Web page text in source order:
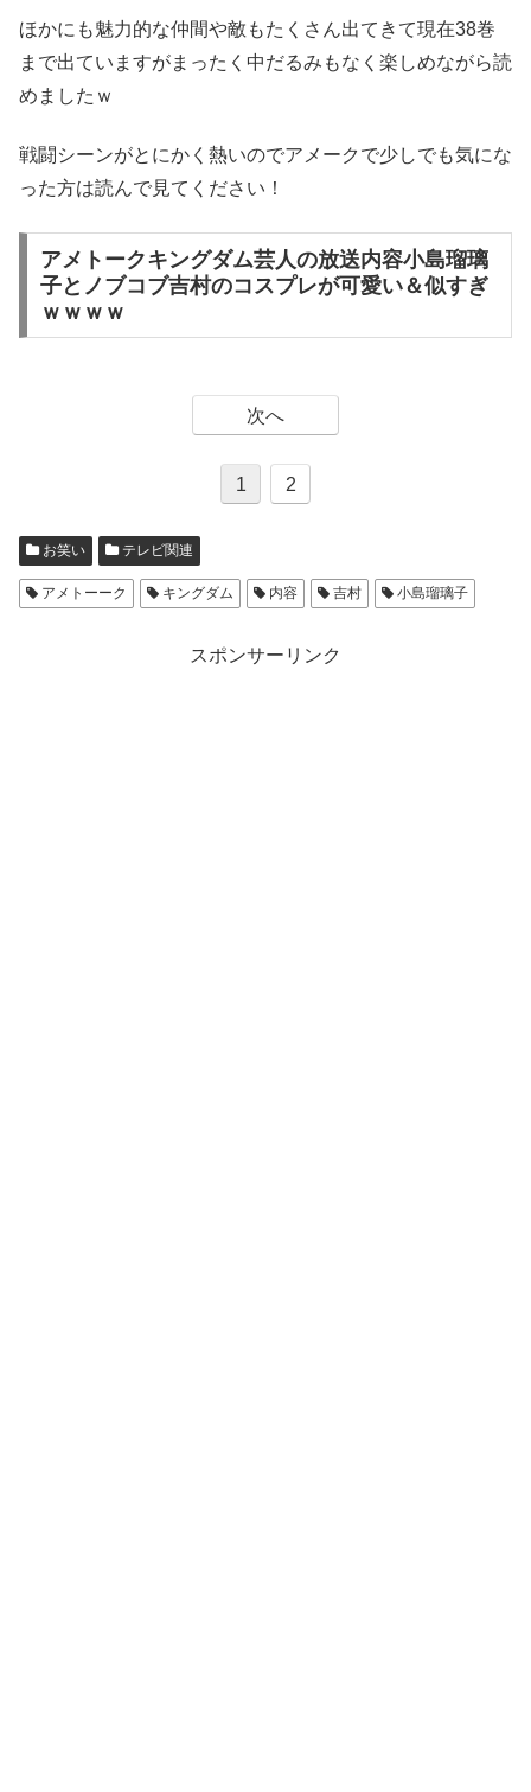
ほかにも魅力的な仲間や敵もたくさん出てきて現在38巻
まで出ていますがまったく中だるみもなく楽しめながら読
めましたｗ
戦闘シーンがとにかく熱いのでアメークで少しでも気にな
った方は読んで見てください！
アメトークキングダム芸人の放送内容小島瑠璃
子とノブコブ吉村のコスプレが可愛い＆似すぎ
ｗｗｗｗ
次へ
1 2
お笑い テレビ関連
アメトーーク キングダム 内容 吉村 小島瑠璃子
スポンサーリンク